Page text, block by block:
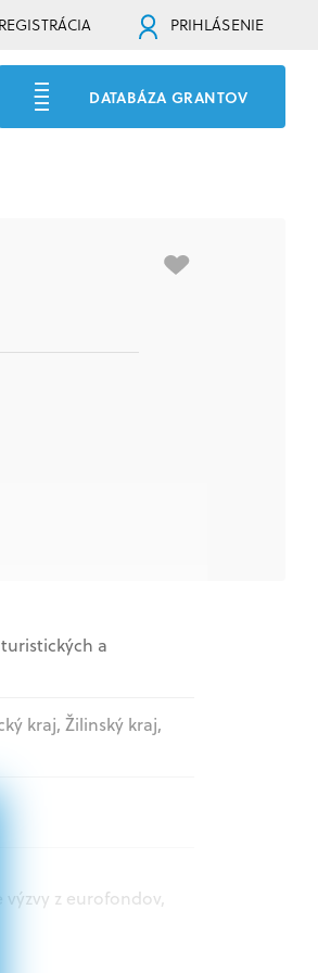
REGISTRÁCIA PRIHLÁSENIE
DATABÁZA GRANTOV
a
kraj, Žilinský kraj,
z eurofondov,